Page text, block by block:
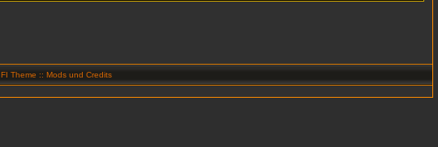
FI Theme :: Mods und Credits